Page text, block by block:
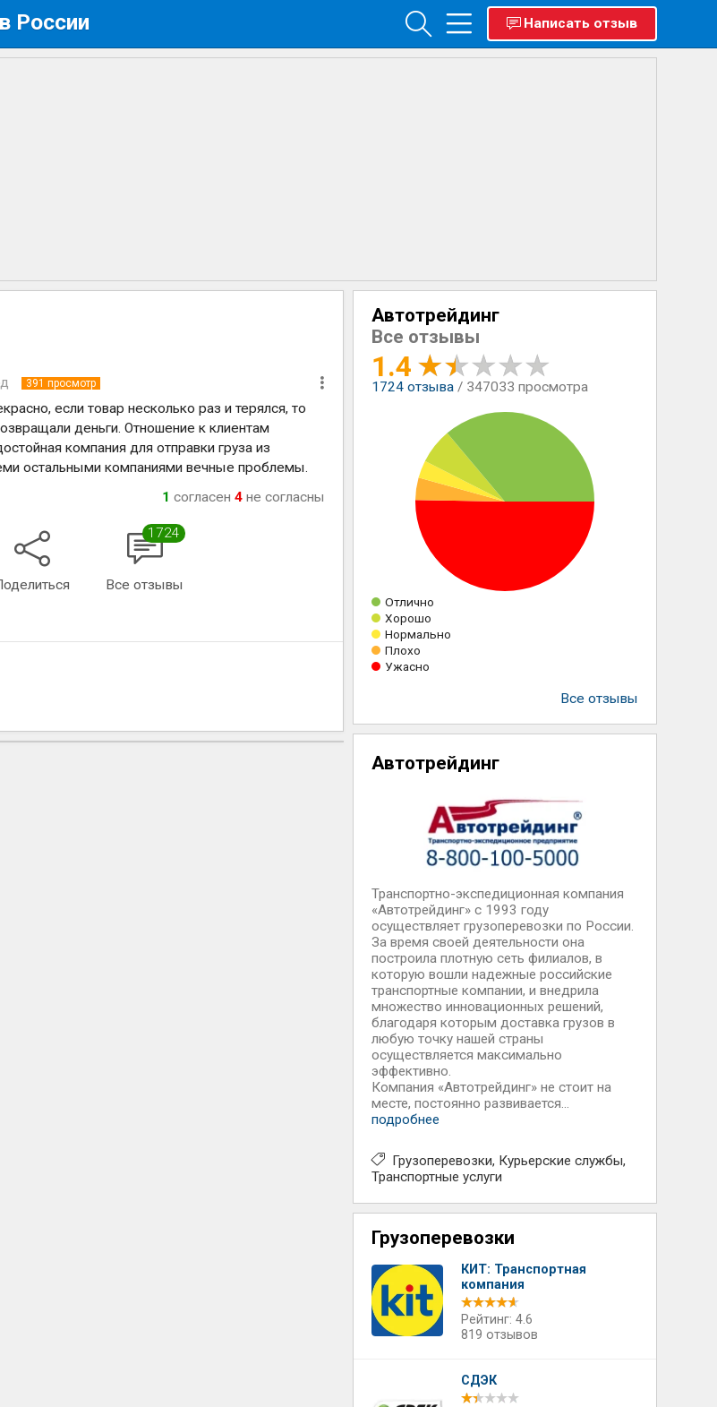
России Написать отзыв
391 просмотр
если товар несколько раз и терялся, то
деньги. Отношение к клиентам
компания для отправки груза из
остальными компаниями вечные проблемы.
1 согласен 4не согласны
1724
Все отзывы
Автотрейдинг
Все отзывы
1.4
1724отзыва / 347033 просмотра
Отлично
Хорошо
Нормально
Плохо
Ужасно
Все отзывы
Автотрейдинг
Транспортно-экспедиционная компания
«Автотрейдинг» с 1993 году
осуществляет грузоперевозки по России.
За время своей деятельности она
построила плотную сеть филиалов, в
которую вошли надежные российские
транспортные компании, и внедрила
множество инновационных решений,
благодаря которым доставка грузов в
любую точку нашей страны
осуществляется максимально
эффективно.
Компания «Автотрейдинг» не стоит на
месте, постоянно развивается...
подробнее
Грузоперевозки Курьерские службы
Транспортные услуги
Грузоперевозки
КИТ: Транспортная
компания
Рейтинг: 4.6
819 отзывов
СДЭК